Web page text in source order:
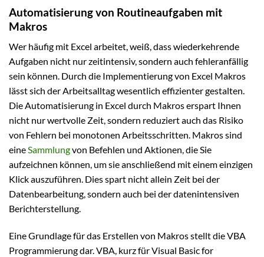
Automatisierung von Routineaufgaben mit
Makros
Wer häufig mit Excel arbeitet, weiß, dass wiederkehrende
Aufgaben nicht nur zeitintensiv, sondern auch fehleranfällig
sein können. Durch die Implementierung von Excel Makros
lässt sich der Arbeitsalltag wesentlich effizienter gestalten.
Die Automatisierung in Excel durch Makros erspart Ihnen
nicht nur wertvolle Zeit, sondern reduziert auch das Risiko
von Fehlern bei monotonen Arbeitsschritten. Makros sind
eineSammlungvon Befehlen und Aktionen, die Sie
aufzeichnen können, um sie anschließend mit einem einzigen
Klick auszuführen. Dies spart nicht allein Zeit bei der
Datenbearbeitung, sondern auch bei der datenintensiven
Berichterstellung.
Eine Grundlage für das Erstellen von Makros stellt die VBA
Programmierung dar. VBA, kurz für Visual Basic for